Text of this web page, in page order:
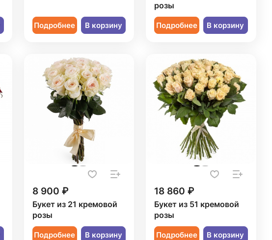
Подробнее В корзину
розы
Подробнее В корзину
8 900 ₽
Букет из 21 кремовой
розы
Подробнее В корзину
18 860 ₽
Букет из 51 кремовой
розы
Подробнее В корзину